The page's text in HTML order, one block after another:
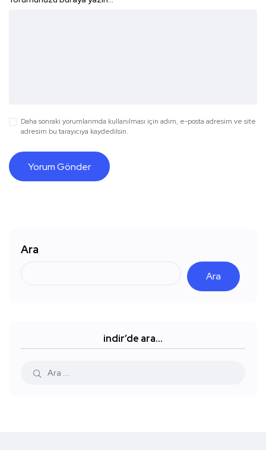
Daha sonraki yorumlarımda kullanılması için adım, e-posta adresim ve site
adresim bu tarayıcıya kaydedilsin.
Ara
Ara
indir’de ara…